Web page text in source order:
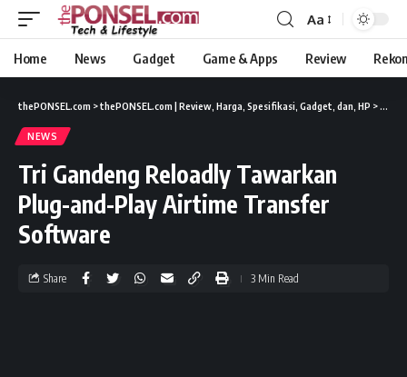
Aa
Home News Gadget Game & Apps Review
thePONSEL.com >thePONSEL.com | Review, Harga, Spesifikasi, Gadget, dan, HP > News
NEWS
Tri Gandeng Reloadly Tawarkan
Plug-and-Play Airtime Transfer
Software
Share 3 Min Read